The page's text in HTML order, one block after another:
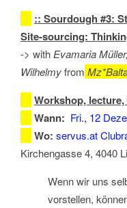
:: Sourdough #3:
Site-sourcing:
-> with Evamaria
Wilhelmyfrom
Workshop,
Wann: Fri., 12
Wo: servus.at
Kirchengasse 4, 4040
Wenn wir uns
vorstellen,